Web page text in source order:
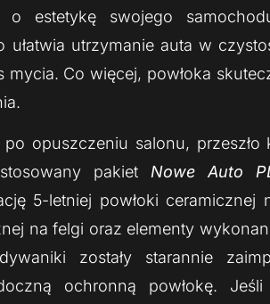
o estetykę swojego
ułatwia utrzymanie auta w
mycia. Co więcej, powłoka
po opuszczeniu salonu, przeszło
pakiet Nowe Auto
5-letniej powłoki ceramicznej
na felgi oraz elementy
zostały starannie
ochronną powłokę.